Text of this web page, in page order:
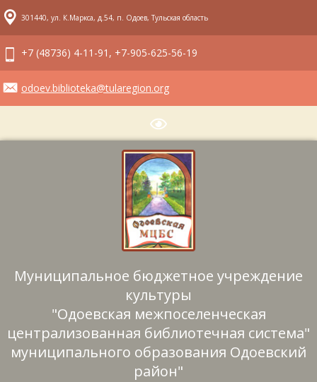
301440, ул. К.Маркса, д.54, п. Одоев, Тульская область
+7 (48736) 4-11-91, +7-905-625-56-19
odoev.biblioteka@tularegion.org
Муниципальное бюджетное учреждение
культуры
"Одоевская межпоселенческая
централизованная библиотечная система"
муниципального образования Одоевский
район"